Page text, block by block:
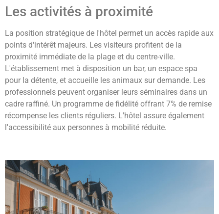
Les activités à proximité
La position stratégique de l'hôtel permet un accès rapide aux
points d'intérêt majeurs. Les visiteurs profitent de la
proximité immédiate de la plage et du centre-ville.
L'établissement met à disposition un bar, un espace spa
pour la détente, et accueille les animaux sur demande. Les
professionnels peuvent organiser leurs séminaires dans un
cadre raffiné. Un programme de fidélité offrant 7% de remise
récompense les clients réguliers. L'hôtel assure également
l'accessibilité aux personnes à mobilité réduite.